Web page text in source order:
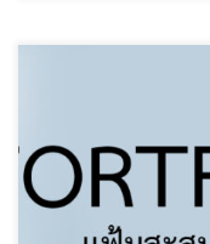
เปิดรับสมัครนักศึก
ซัพพลายเชน ระดับปริญ
รอบที่ 1 : Portfolio